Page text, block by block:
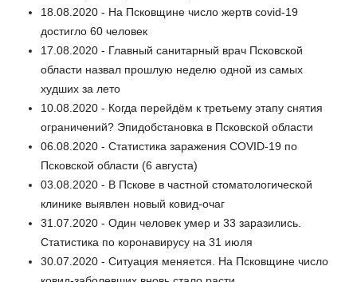
18.08.2020 - На Псковщине число жертв covid-19
достигло 60 человек
17.08.2020 - Главный санитарный врач Псковской
области назвал прошлую неделю одной из самых
худших за лето
10.08.2020 - Когда перейдём к третьему этапу снятия
ограничений? Эпидобстановка в Псковской области
06.08.2020 - Статистика заражения COVID-19 по
Псковской области (6 августа)
03.08.2020 - В Пскове в частной стоматологической
клинике выявлен новый ковид-очаг
31.07.2020 - Один человек умер и 33 заразились.
Статистика по коронавирусу на 31 июля
30.07.2020 - Ситуация меняется. На Псковщине число